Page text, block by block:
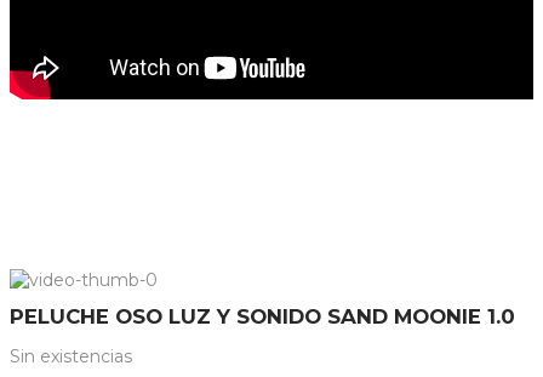
PELUCHE OSO LUZ Y SONIDO SAND MOONIE 1.0
Sin existencias